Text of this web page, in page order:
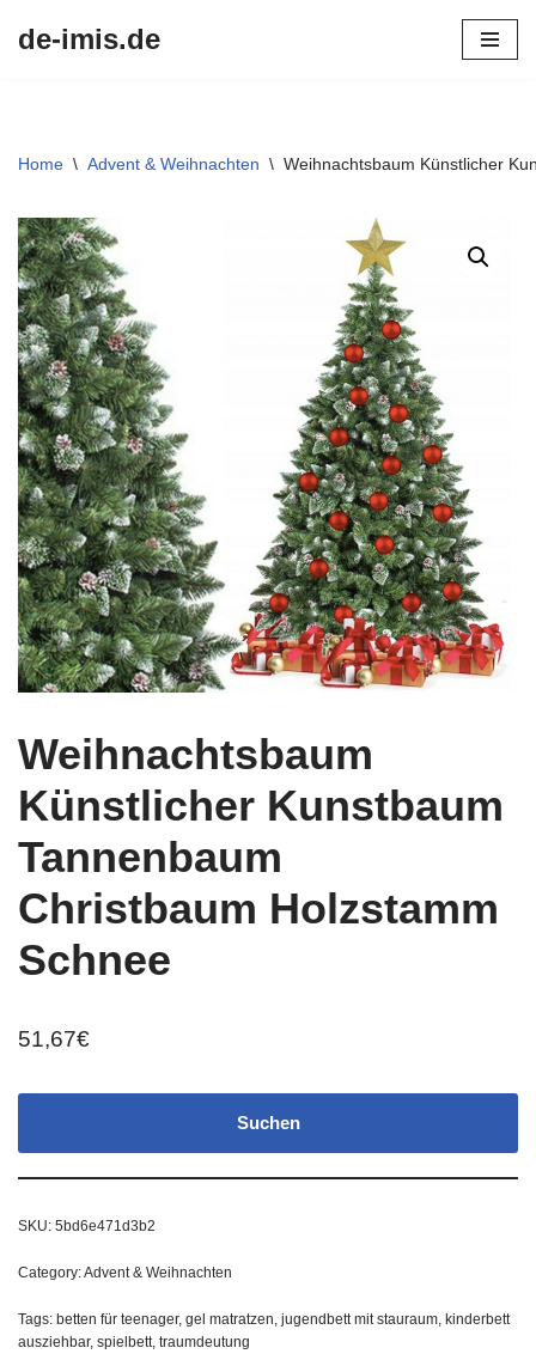
de-imis.de
Home \ Advent & Weihnachten \ Weihnachtsbaum Künstlicher
Weihnachtsbaum
Künstlicher Kunstbaum
Tannenbaum
Christbaum Holzstamm
Schnee
51,67€
Suchen
SKU: 5bd6e471d3b2
Category:Advent & Weihnachten
Tags: betten für teenager, gel matratzen, jugendbett mit stauraum, kinderbett
ausziehbar, spielbett, traumdeutung